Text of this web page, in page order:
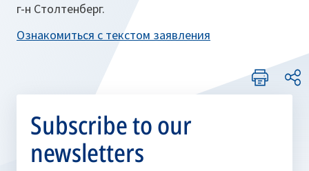
г-н Столтенберг.
Ознакомиться с текстом заявления
Subscribe to our
newsletters